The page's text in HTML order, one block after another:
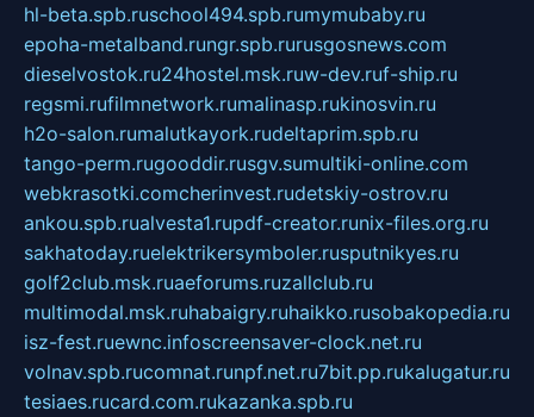
hl-beta.spb.ruschool494.spb.rumymubaby.ru
epoha-metalband.rungr.spb.rurusgosnews.com
dieselvostok.ru24hostel.msk.ruw-dev.ruf-ship.ru
regsmi.rufilmnetwork.rumalinasp.rukinosvin.ru
h2o-salon.rumalutkayork.rudeltaprim.spb.ru
tango-perm.rugooddir.rusgv.sumultiki-online.com
webkrasotki.comcherinvest.rudetskiy-ostrov.ru
ankou.spb.rualvesta1.rupdf-creator.runix-files.org.ru
sakhatoday.ruelektrikersymboler.rusputnikyes.ru
golf2club.msk.ruaeforums.ruzallclub.ru
multimodal.msk.ruhabaigry.ruhaikko.rusobakopedia.ru
isz-fest.ruewnc.infoscreensaver-clock.net.ru
volnav.spb.rucomnat.runpf.net.ru7bit.pp.rukalugatur.ru
tesiaes.rucard.com.rukazanka.spb.ru